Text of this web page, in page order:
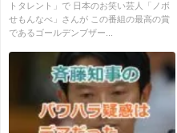
ザーを獲得！
トタレント」で 日本のお笑い芸人「ノボ
せもんなべ」さんが この番組の最高の賞
であるゴールデンブザー...